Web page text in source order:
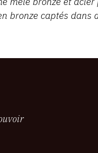
JUILLET
2023
bronze captés dans